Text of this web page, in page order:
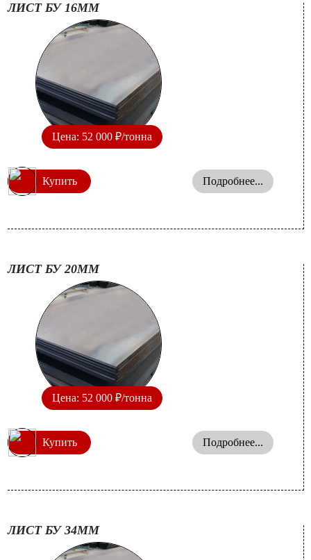
ЛИСТ БУ 16ММ
Цена: 52 000 ₽/тонна
Купить Подробнее...
ЛИСТ БУ 20ММ
Цена: 52 000 ₽/тонна
Купить Подробнее...
ЛИСТ БУ 34ММ